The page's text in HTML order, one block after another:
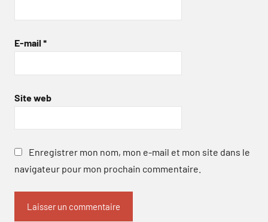
E-mail *
Site web
Enregistrer mon nom, mon e-mail et mon site dans le
navigateur pour mon prochain commentaire.